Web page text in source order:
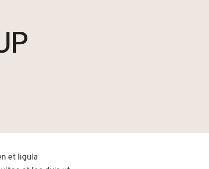
et ligula